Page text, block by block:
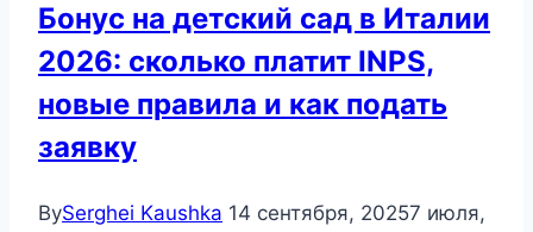
Бонус на детский сад в Италии
2026: сколько платит INPS,
новые правила и как подать
заявку
BySerghei Kaushka 14 сентября, 20257 июля,